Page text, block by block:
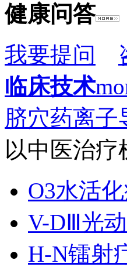
健康问答
我要提问
临床技术
脐穴药离子
以中医治疗
O3水活
V-DⅢ光
H-N镭射